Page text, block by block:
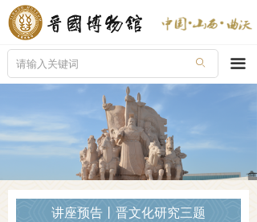
끀
首页
走进晋博
新闻导览
陈列展览
公众教育
ꄙ
讲座预告丨晋文化研究三题